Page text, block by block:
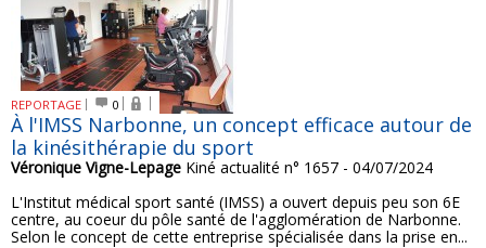
REPORTAGE 0
À l'IMSS Narbonne, un concept efficace autour de
la kinésithérapie du sport
Véronique Vigne-Lepage Kiné actualité n° 1657 - 04/07/2024
L'Institut médical sport santé (IMSS) a ouvert depuis peu son 6E
centre, au coeur du pôle santé de l'agglomération de Narbonne.
Selon le concept de cette entreprise spécialisée dans la prise en...